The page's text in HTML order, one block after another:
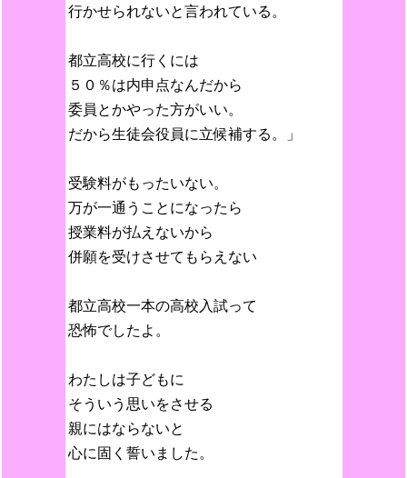
行かせられないと言われている。
都立高校に行くには
５０％は内申点なんだから
委員とかやった方がいい。
だから生徒会役員に立候補する。」
受験料がもったいない。
万が一通うことになったら
授業料が払えないから
併願を受けさせてもらえない
都立高校一本の高校入試って
恐怖でしたよ。
わたしは子どもに
そういう思いをさせる
親にはならないと
心に固く誓いました。